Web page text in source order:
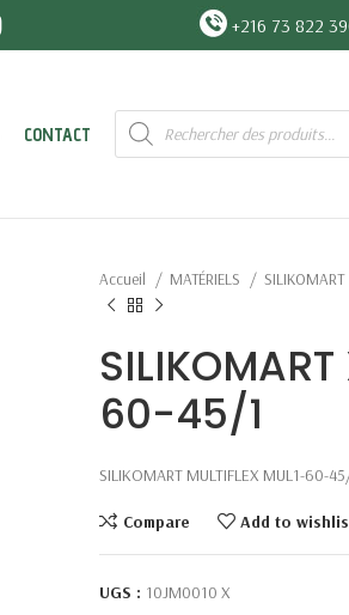
+216 73 822
CONTACT
Recherche
de
produits
Accueil MATÉRIELS SILIKOMART
60-45/1
SILIKOMART MULTIFLEX MUL1-60-
Compare Add to
UGS : 10JM0010 X